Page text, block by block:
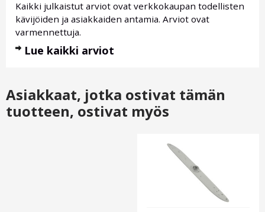
Kaikki julkaistut arviot ovat verkkokaupan todellisten
kävijöiden ja asiakkaiden antamia. Arviot ovat
varmennettuja.
Lue kaikki arviot
Asiakkaat, jotka ostivat tämän
tuotteen, ostivat myös